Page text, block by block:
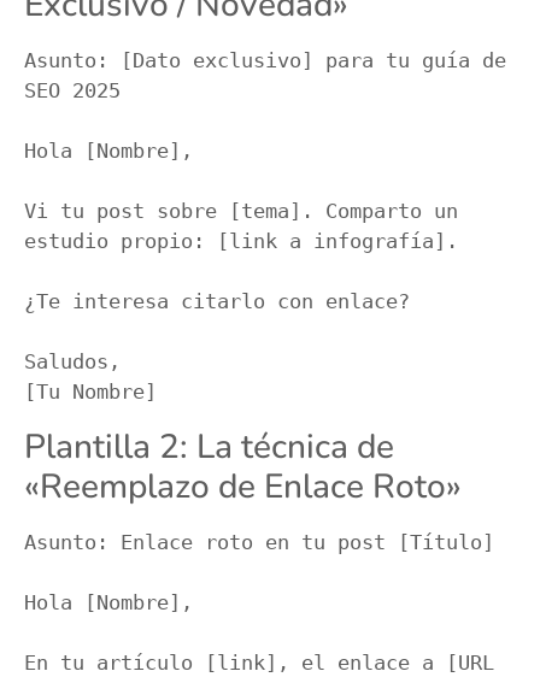
Asunto: [Dato exclusivo] para tu guía de
SEO 2025
Hola [Nombre],
Vi tu post sobre [tema]. Comparto un
estudio propio: [link a infografía].
¿Te interesa citarlo con enlace?
Saludos,
Plantilla 2: La técnica de
«Reemplazo de Enlace Roto»
Asunto: Enlace roto en tu post [Título]
Hola [Nombre],
En tu artículo [link], el enlace a [URL